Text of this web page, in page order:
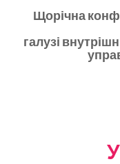
Щорічна
галузі